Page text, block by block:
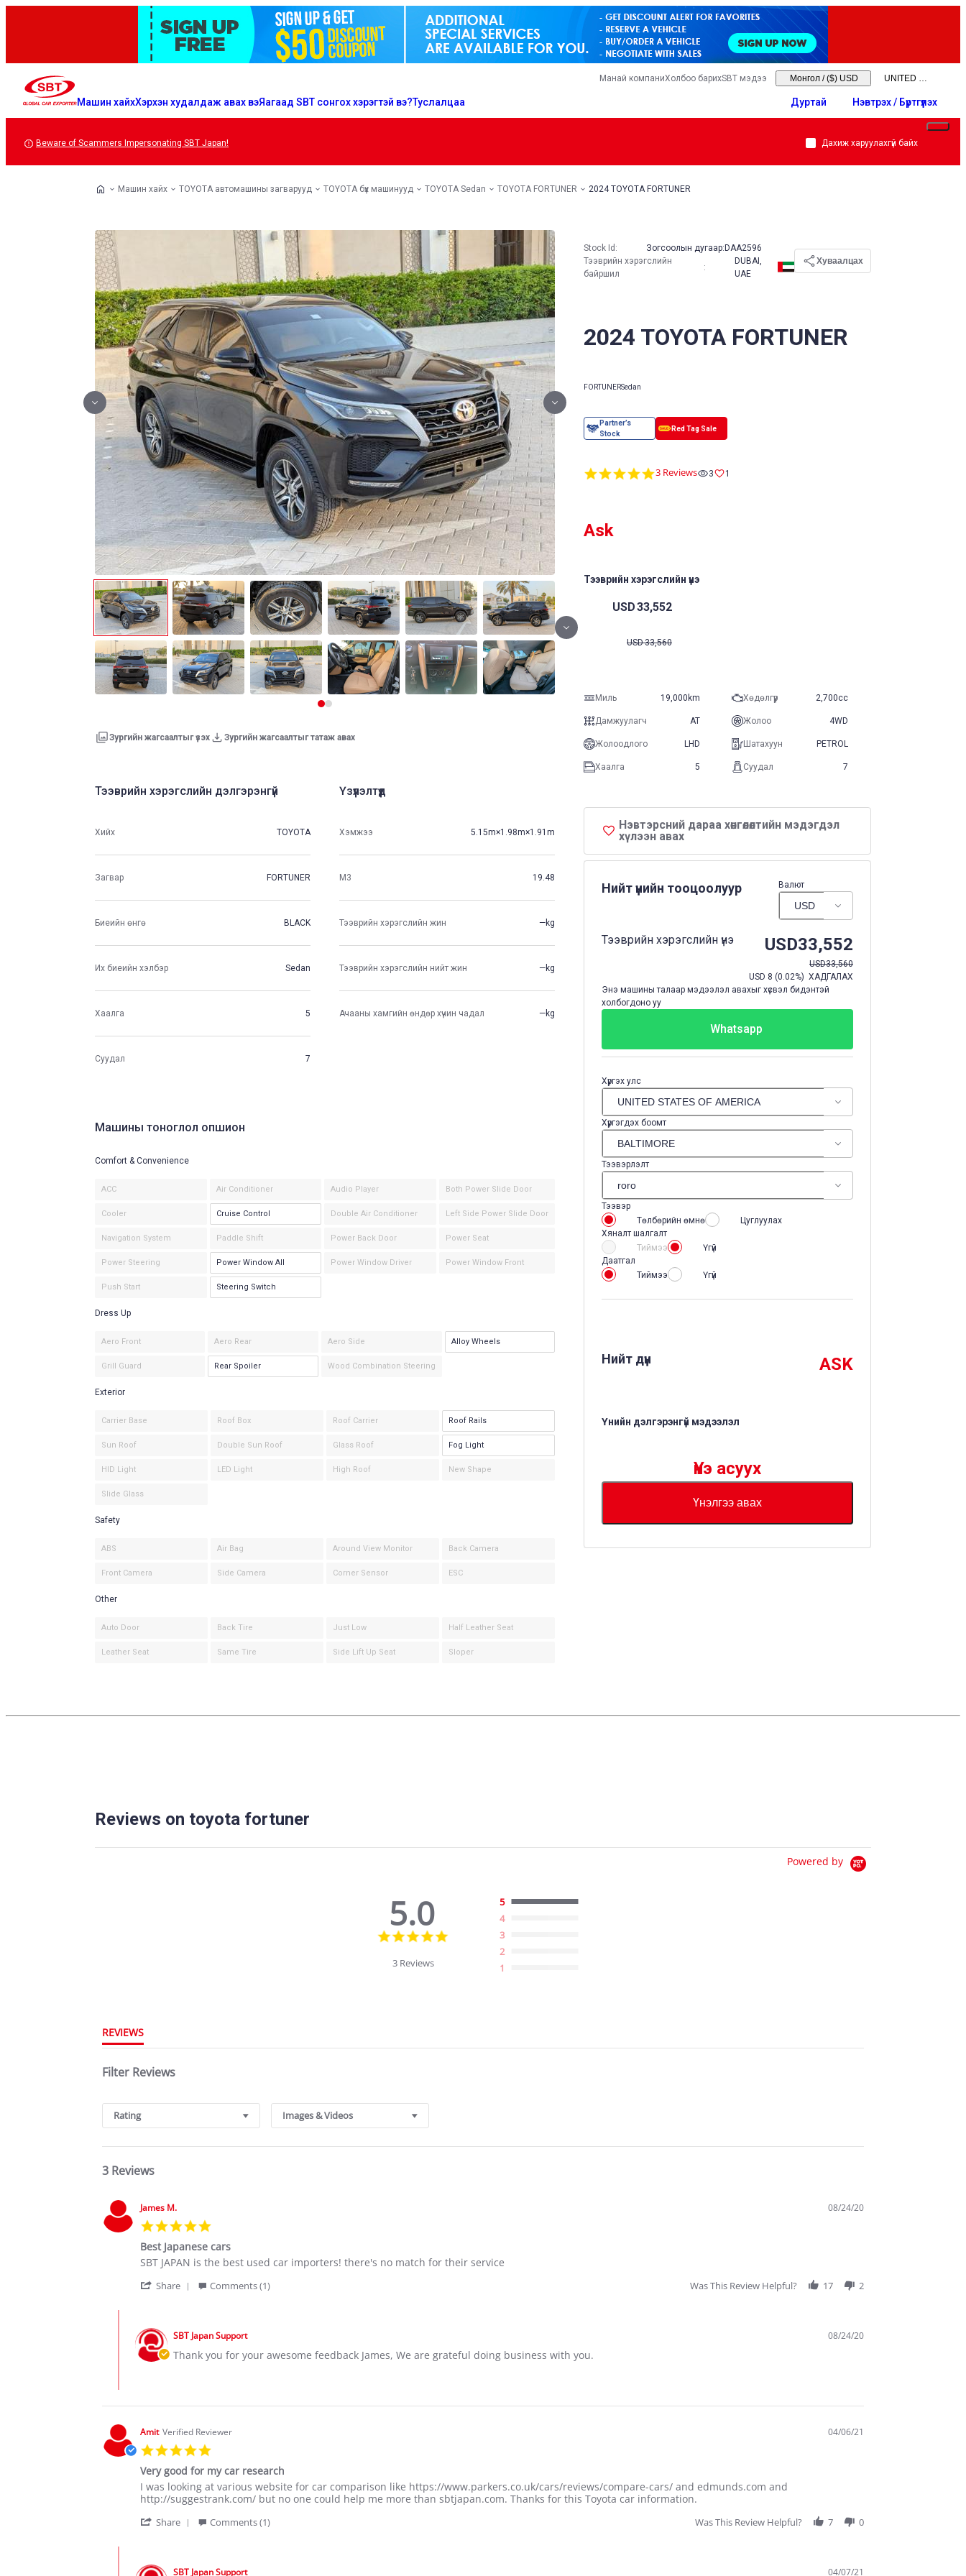
Машин хайхХэрхэн худалдаж авах вэЯагаад SBT сонгох хэрэгтэй вэ?Туслалцаа
Манай компаниХолбоо барихSBT мэдээ Монгол / ($) USD
Дуртай Нэвтрэх / Бүртгүүлэх
Beware of Scammers Impersonating SBT Japan! Дахиж харуулахгүй байх
Машин хайх TOYOTA автомашины загварууд TOYOTA бүх машинууд TOYOTA Sedan TOYOTA FORTUNER 2024 TOYOTA FORTUNER
2024 TOYOTA FORTUNER
FORTUNERSedan
Stock Id: Зогсоолын дугаар: DAA2596
Тээврийн хэрэгслийн
байршил
:
DUBAI,
UAE
Хуваалцах
Зургийн жагсаалтыг үзэх Зургийн жагсаалтыг татаж авах
5.0
3 Reviews 3 1
Ask
Тээврийн хэрэгслийн үнэ
USD33,552
USD33,560
Нэвтэрсний дараа хөнгөлөлтийн мэдэгдэл
хүлээн авах
Миль 19,000km Хөдөлгүүр 2,700cc
Дамжуулагч AT Жолоо 4WD
Жолоодлого LHD Шатахуун PETROL
Хаалга 5 Суудал 7
Нийт үнийн тооцоолуур Валют
Тээврийн хэрэгслийн үнэ USD33,552
USD33,560
USD 8 (0.02%) ХАДГАЛАХ
Энэ машины талаар мэдээлэл авахыг хүсвэл бидэнтэй
холбогдоно уу
Whatsapp
Хүргэх улс
Хүргэгдэх боомт
Тээвэрлэлт
Тээвэр
Төлбөрийн өмнө
Цуглуулах
Хяналт шалгалт
Тиймээ
Үгүй
Даатгал
Тиймээ
Үгүй
Нийт дүн ASK
Үнийн дэлгэрэнгүй мэдээлэл
Үнэ асуух
Үнэлгээ авах
Тээврийн хэрэгслийн дэлгэрэнгүй
Хийх TOYOTA
Загвар FORTUNER
Биеийн өнгө BLACK
Их биеийн хэлбэр Sedan
Хаалга 5
Суудал 7
Үзүүлэлтүүд
Хэмжээ 5.15m×1.98m×1.91m
М3 19.48
Тээврийн хэрэгслийн жин —kg
Тээврийн хэрэгслийн нийт жин —kg
Ачааны хамгийн өндөр хүчин чадал —kg
Машины тоноглол опшион
Comfort & Convenience
ACC Air Conditioner Audio Player Both Power Slide Door
Cooler Cruise Control Double Air Conditioner Left Side Power Slide Door
Navigation System Paddle Shift Power Back Door Power Seat
Power Steering Power Window All Power Window Driver Power Window Front
Push Start Steering Switch
Dress Up
Aero Front Aero Rear Aero Side Alloy Wheels
Grill Guard Rear Spoiler Wood Combination Steering
Exterior
Carrier Base Roof Box Roof Carrier Roof Rails
Sun Roof Double Sun Roof Glass Roof Fog Light
HID Light LED Light High Roof New Shape
Slide Glass
Safety
ABS Air Bag Around View Monitor Back Camera
Front Camera Side Camera Corner Sensor ESC
Other
Auto Door Back Tire Just Low Half Leather Seat
Leather Seat Same Tire Side Lift Up Seat Sloper
Reviews on toyota fortuner
Powered by
5.0
5.0
3 Reviews
5
4
3
2
1
REVIEWS
Filter Reviews
Rating Images & Videos
3 Reviews
James M.
rating
08/24/20
Best Japanese cars
Review
James
Aug
2020
review
Best
SBT JAPAN is the best used car importers! there's no match for their service
Share
James
M.
on
Comments (1) Was This Review Helpful? 17 2
Store
Owner
by
on
24
Aug
SBT Japan Support 08/24/20
Thank you for your awesome feedback James, We are grateful doing business with you.
Amit Verified Reviewer
rating
04/06/21
Very good for my car research
Review
by
on
review
stating
good
research
I was looking at various website for car comparison like https://www.parkers.co.uk/cars/reviews/compare-cars/ and edmunds.com and
http://suggestrank.com/ but no one could help me more than sbtjapan.com. Thanks for this Toyota car information.
Share
Amit
Comments (1) Was This Review Helpful? 7 0
SBT Japan Support 04/07/21